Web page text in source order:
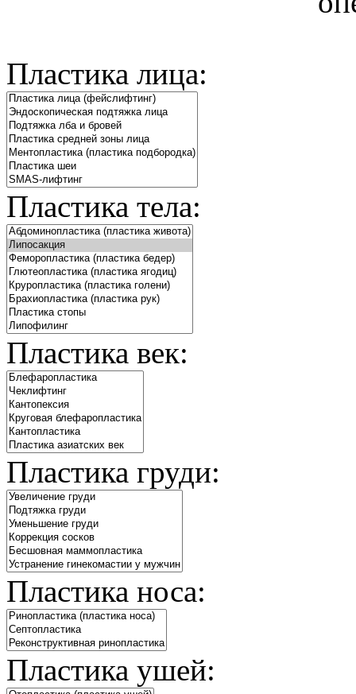
Пластика лица:
Пластика тела:
Пластика век:
Пластика груди:
Пластика носа:
Пластика ушей: